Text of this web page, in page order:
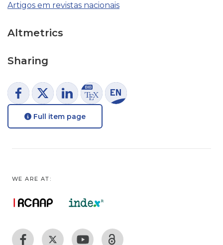
Artigos em revistas nacionais
Altmetrics
Sharing
Full item page
WE ARE AT: